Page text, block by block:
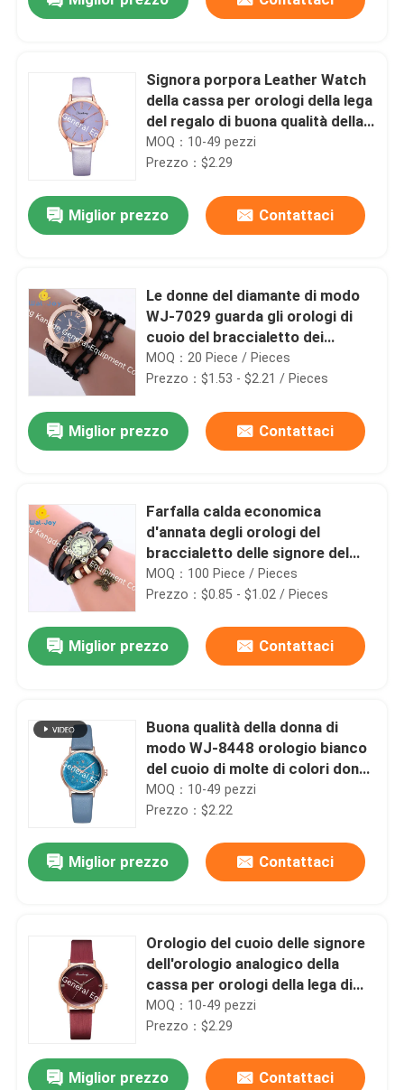
Signora porpora Leather Watch
della cassa per orologi della lega
del regalo di buona qualità della
donna di modo WJ-8455
MOQ：10-49 pezzi
Prezzo：$2.29
Miglior prezzo Contattaci
Le donne del diamante di modo
WJ-7029 guarda gli orologi di
cuoio del braccialetto dei
handwatches del braccialetto
dei fiori
MOQ：20 Piece / Pieces
Prezzo：$1.53 - $2.21 / Pieces
Miglior prezzo Contattaci
Farfalla calda economica
d'annata degli orologi del
braccialetto delle signore del
cuoio genuino di vendita SW-
684/pendente della torre
MOQ：100 Piece / Pieces
Prezzo：$0.85 - $1.02 / Pieces
Miglior prezzo Contattaci
Buona qualità della donna di
modo WJ-8448 orologio bianco
del cuoio di molte di colori donne
della banda
MOQ：10-49 pezzi
Prezzo：$2.22
Miglior prezzo Contattaci
Orologio del cuoio delle signore
dell'orologio analogico della
cassa per orologi della lega di
buona qualità di incanto di modo
WJ-8454
MOQ：10-49 pezzi
Prezzo：$2.29
Miglior prezzo Contattaci